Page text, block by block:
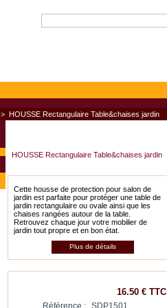
> HOUSSE Rectangulaire Table&chaises jardin
HOUSSE Rectangulaire Table&chaises jardin
Cette housse de protection pour salon de
jardin est parfaite pour protéger une table de
jardin rectangulaire ou ovale ainsi que les
chaises rangées autour de la table.
Retrouvez chaque jour votre mobilier de
jardin tout propre et en bon état.
Plus de détails
16.50 €TTC
Référence :
SDP1501